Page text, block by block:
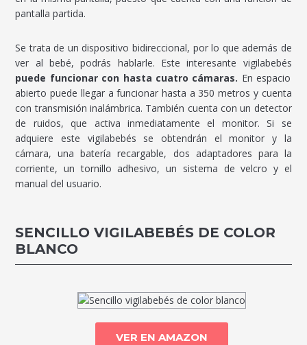
pantalla partida.
Se trata de un dispositivo bidireccional, por lo que además de
ver al bebé, podrás hablarle. Este interesante vigilabebés
puede funcionar con hasta cuatro cámaras. En espacio
abierto puede llegar a funcionar hasta a 350 metros y cuenta
con transmisión inalámbrica. También cuenta con un detector
de ruidos, que activa inmediatamente el monitor. Si se
adquiere este vigilabebés se obtendrán el monitor y la
cámara, una batería recargable, dos adaptadores para la
corriente, un tornillo adhesivo, un sistema de velcro y el
manual del usuario.
SENCILLO VIGILABEBÉS DE COLOR
BLANCO
VER EN AMAZON